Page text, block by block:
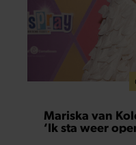
Mariska van
‘Ik sta weer